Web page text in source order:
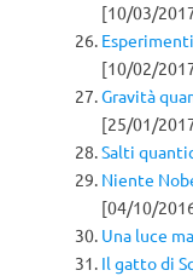
[10/03/
[10/02/
Gravità
[25/01/
Salti
Niente
[04/10/
Una luce
Il gatto di